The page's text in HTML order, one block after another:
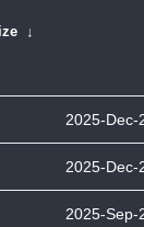
↓
2025-Dec-
2025-Dec-
2025-Sep-